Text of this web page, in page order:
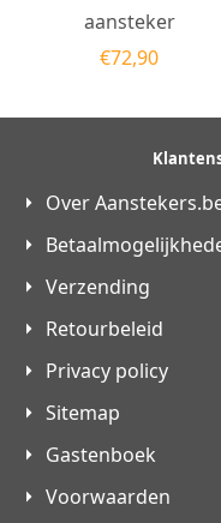
aansteker
€72,90
Over
Verzending
Retourbeleid
Privacy policy
Sitemap
Gastenboek
Voorwaarden